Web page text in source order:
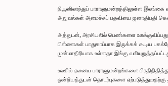
நியூஸிலாந்துப் பாராளுமன்றத்திலுள்ள
அலுவல்கள் அமைச்சுப் பதவியை ஜனாதிபதி
அத்துடன், அரசியலில் பெண்களை ஊக்குவிப்பது
பிள்ளைகள் பாதுகாப்பாக இருக்கக் கூடிய
முன்மாதிரியாக உள்ளதா இங்கு
உலகில் ஏனைய பாராளுமன்றங்களை
ஒன்றியத்துடன் தொடர்புகளை